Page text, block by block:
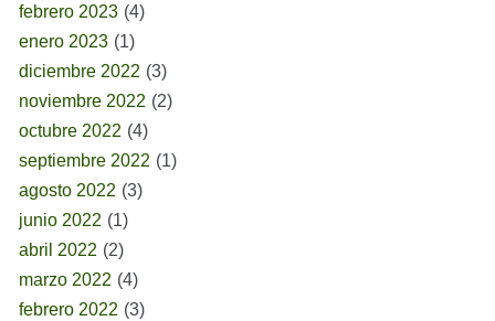
febrero 2023 (4)
enero 2023 (1)
diciembre 2022 (3)
noviembre 2022 (2)
octubre 2022 (4)
septiembre 2022 (1)
agosto 2022 (3)
junio 2022 (1)
abril 2022 (2)
marzo 2022 (4)
febrero 2022 (3)